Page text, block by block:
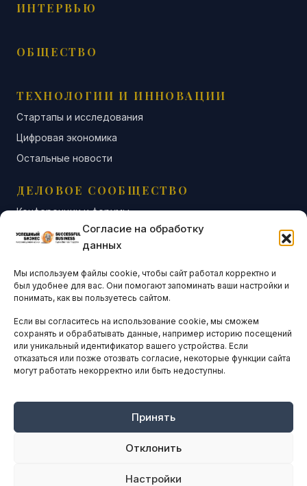
Согласие на обработку
данных
Мы используем файлы cookie, чтобы сайт работал корректно и
был удобнее для вас. Они помогают запоминать ваши настройки и
понимать, как вы пользуетесь сайтом.
Если вы согласитесь на использование cookie, мы сможем
сохранять и обрабатывать данные, например историю посещений
или уникальный идентификатор вашего устройства. Если
отказаться или позже отозвать согласие, некоторые функции сайта
могут работать некорректно или быть недоступны.
Принять
Отклонить
Настройки
ИНТЕРВЬЮ
ОБЩЕСТВО
ТЕХНОЛОГИИ И ИННОВАЦИИ
Стартапы и исследования
Цифровая экономика
Остальные новости
ДЕЛОВОЕ СООБЩЕСТВО
Конференции и форумы
Бизнес-клубы и ассоциации
Остальные новости
АНАЛИТИКА И СТАТИСТИКА
ARTICLES IN ENGLISH
НАВИГАЦИЯ
Оплата онлайн